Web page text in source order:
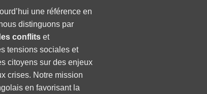
une référence en
distinguons par
conflits et
tensions sociales et
citoyens sur des enjeux
crises. Notre mission
en favorisant la